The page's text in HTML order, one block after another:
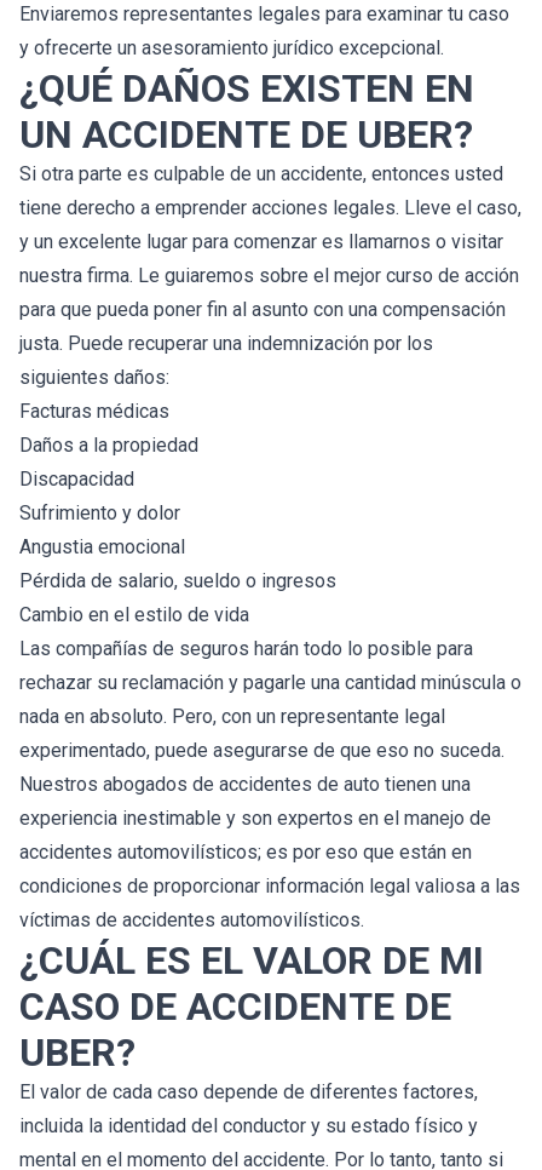
Enviaremos representantes legales para examinar tu caso
y ofrecerte un asesoramiento jurídico excepcional.
¿QUÉ DAÑOS EXISTEN EN
UN ACCIDENTE DE UBER?
Si otra parte es culpable de un accidente, entonces usted
tiene derecho a emprender acciones legales. Lleve el caso,
y un excelente lugar para comenzar es llamarnos o visitar
nuestra firma. Le guiaremos sobre el mejor curso de acción
para que pueda poner fin al asunto con una compensación
justa. Puede recuperar una indemnización por los
siguientes daños:
Facturas médicas
Daños a la propiedad
Discapacidad
Sufrimiento y dolor
Angustia emocional
Pérdida de salario, sueldo o ingresos
Cambio en el estilo de vida
Las compañías de seguros harán todo lo posible para
rechazar su reclamación y pagarle una cantidad minúscula o
nada en absoluto. Pero, con un representante legal
experimentado, puede asegurarse de que eso no suceda.
Nuestros abogados de accidentes de auto tienen una
experiencia inestimable y son expertos en el manejo de
accidentes automovilísticos; es por eso que están en
condiciones de proporcionar información legal valiosa a las
víctimas de accidentes automovilísticos.
¿CUÁL ES EL VALOR DE MI
CASO DE ACCIDENTE DE
UBER?
El valor de cada caso depende de diferentes factores,
incluida la identidad del conductor y su estado físico y
mental en el momento del accidente. Por lo tanto, tanto si